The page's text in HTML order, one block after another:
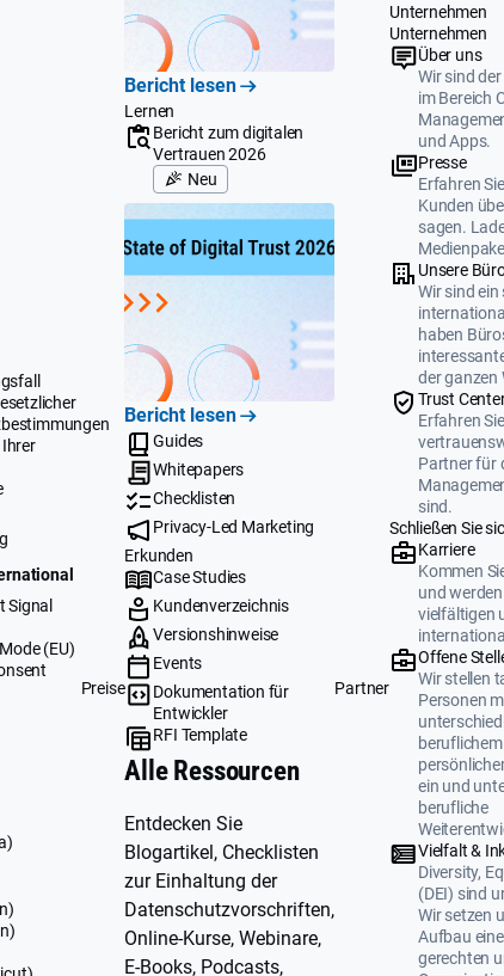
Signal
(EU)
Preise
Bericht lesen
Lernen
Bericht zum digitalen
Vertrauen 2026
Neu
Bericht lesen
Guides
Whitepapers
Checklisten
Privacy-Led Marketing
Erkunden
Case Studies
Kundenverzeichnis
Versionshinweise
Events
Dokumentation für
Entwickler
RFI Template
Alle Ressourcen
Entdecken Sie
Blogartikel, Checklisten
zur Einhaltung der
Datenschutzvorschriften,
Online-Kurse, Webinare,
E-Books, Podcasts,
Partner
Unternehmen
Unternehmen
Über uns
Wir sind
im Bereich
und Apps.
Presse
Erfahren
Kunden
sagen.
Unsere
Wir sind ein
haben
der ganzen
Trust
Erfahren
Partner für
sind.
Schließen Sie
Karriere
Kommen
und werden
vielfältigen
Offene
Wir stellen
Personen
ein und
berufliche
Vielfalt &
Diversity,
(DEI) sind
Wir setzen
Aufbau
gerechten